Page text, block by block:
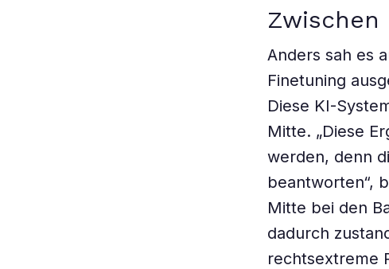
Anders sah es
Finetuning
Diese KI-
Mitte. „Diese
werden, denn
beantworten“,
Mitte bei den
dadurch
rechtsextreme